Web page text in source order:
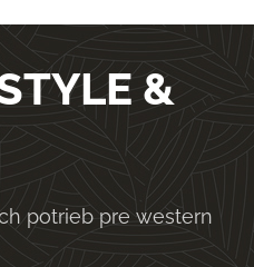
&
potrieb pre western